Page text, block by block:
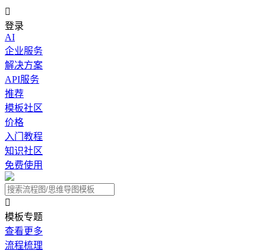

登录
AI
企业服务
解决方案
API服务
推荐
模板社区
价格
入门教程
知识社区
免费使用

模板专题
查看更多
流程梳理